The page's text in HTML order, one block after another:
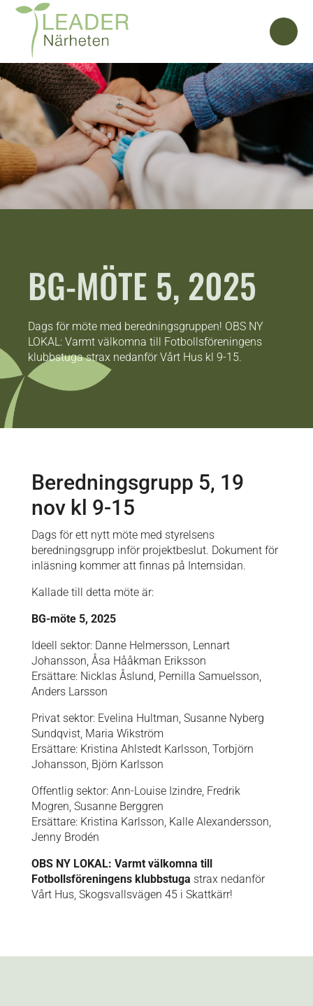
BG-MÖTE 5, 2025
Dags för möte med beredningsgruppen! OBS NY
LOKAL: Varmt välkomna till Fotbollsföreningens
klubbstuga strax nedanför Vårt Hus kl 9-15.
Beredningsgrupp 5, 19
nov kl 9-15
Dags för ett nytt möte med styrelsens
beredningsgrupp inför projektbeslut. Dokument för
inläsning kommer att finnas på Internsidan.
Kallade till detta möte är:
BG-möte 5, 2025
Ideell sektor: Danne Helmersson, Lennart
Johansson, Åsa Hååkman Eriksson
Ersättare: Nicklas Åslund, Pernilla Samuelsson,
Anders Larsson
Privat sektor: Evelina Hultman, Susanne Nyberg
Sundqvist, Maria Wikström
Ersättare: Kristina Ahlstedt Karlsson, Torbjörn
Johansson, Björn Karlsson
Offentlig sektor: Ann-Louise Izindre, Fredrik
Mogren, Susanne Berggren
Ersättare: Kristina Karlsson, Kalle Alexandersson,
Jenny Brodén
OBS NY LOKAL: Varmt välkomna till
Fotbollsföreningens klubbstuga strax nedanför
Vårt Hus, Skogsvallsvägen 45 i Skattkärr!